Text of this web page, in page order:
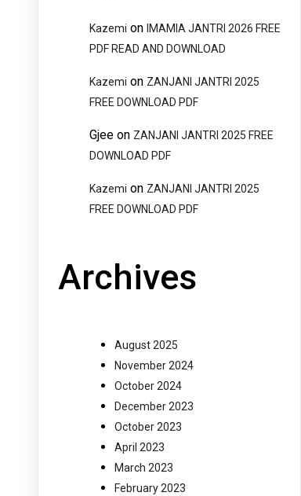
Kazemi on IMAMIA JANTRI 2026 FREE
PDF READ AND DOWNLOAD
Kazemi on ZANJANI JANTRI 2025
FREE DOWNLOAD PDF
Gjee on ZANJANI JANTRI 2025 FREE
DOWNLOAD PDF
Kazemi on ZANJANI JANTRI 2025
FREE DOWNLOAD PDF
Archives
August 2025
November 2024
October 2024
December 2023
October 2023
April 2023
March 2023
February 2023